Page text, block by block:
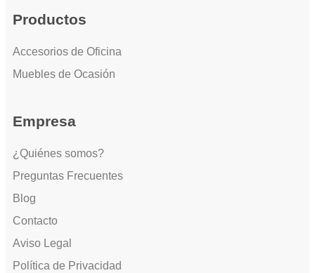
Productos
Accesorios de Oficina
Muebles de Ocasión
Empresa
¿Quiénes somos?
Preguntas Frecuentes
Blog
Contacto
Aviso Legal
Política de Privacidad